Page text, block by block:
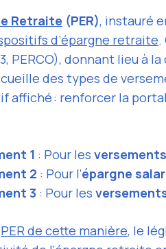
Retraite (PER), instauré
d’épargne retraite.
PERCO), donnant lieu à la
des types de
affiché : renforcer la
1 : Pour les
2 : Pour l’épargne
3 : Pour les
PER de cette manière, le